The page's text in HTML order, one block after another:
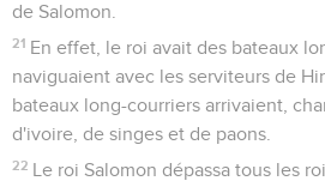
de Salomon.
21 En effet, le roi avait des bateaux
naviguaient avec les serviteurs de
bateaux long-courriers arrivaient,
d'ivoire, de singes et de paons.
22 Le roi Salomon dépassa tous les